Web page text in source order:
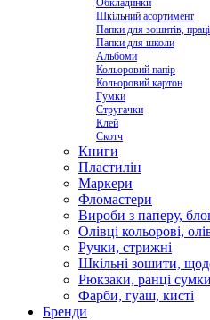
Обкладинки
Шкільний асортимент
Папки для зошитів, праці
Папки для школи
Альбоми
Кольоровий папір
Кольоровий картон
Гумки
Стругачки
Клей
Скотч
Книги
Пластилін
Маркери
Фломастери
Вироби з паперу,
Олівці кольорові,
Ручки, стрижні
Шкільні зошити,
Рюкзаки, ранці
Фарби, гуаш, кисті
Бренди